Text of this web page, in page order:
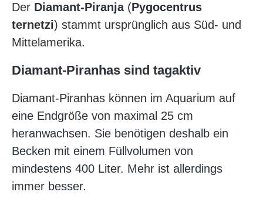
Der Diamant-Piranja(Pygocentrus
ternetzi) stammt ursprünglich aus Süd- und
Mittelamerika.
Diamant-Piranhas sind tagaktiv
Diamant-Piranhas können im Aquarium auf
eine Endgröße von maximal 25 cm
heranwachsen. Sie benötigen deshalb ein
Becken mit einem Füllvolumen von
mindestens 400 Liter. Mehr ist allerdings
immer besser.